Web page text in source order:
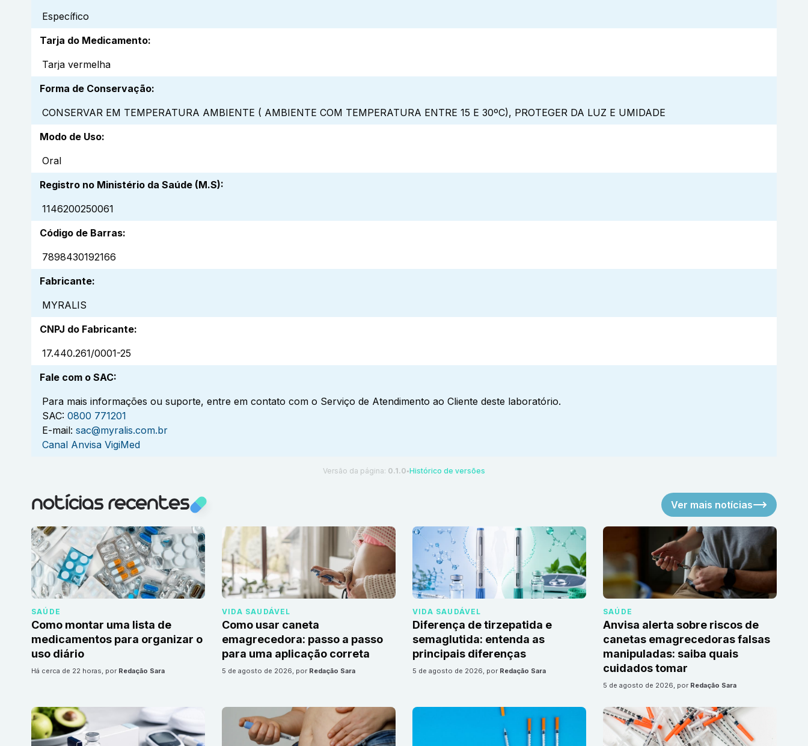
Específico
Tarja do Medicamento:
Tarja vermelha
Forma de Conservação:
CONSERVAR EM TEMPERATURA AMBIENTE ( AMBIENTE COM TEMPERATURA ENTRE 15 E 30ºC), PROTEGER DA LUZ E UMIDADE
Modo de Uso:
Oral
Registro no Ministério da Saúde (M.S):
1146200250061
Código de Barras:
7898430192166
Fabricante:
MYRALIS
CNPJ do Fabricante:
17.440.261/0001-25
Fale com o SAC:
Para mais informações ou suporte, entre em contato com o Serviço de Atendimento ao Cliente deste laboratório.
SAC: 0800 771201
E-mail: sac@myralis.com.br
Canal Anvisa VigiMed
Versão da página: 0.1.0 ●Histórico de versões
notícias recentes Ver mais notícias
SAÚDE
Como montar uma lista de
medicamentos para organizar o
uso diário
há cerca de 22 horas, por Redação Sara
VIDA SAUDÁVEL
Como usar caneta
emagrecedora: passo a passo
para uma aplicação correta
5 de agosto de 2026, por Redação Sara
VIDA SAUDÁVEL
Diferença de tirzepatida e
semaglutida: entenda as
principais diferenças
5 de agosto de 2026, por Redação Sara
SAÚDE
Anvisa alerta sobre riscos de
canetas emagrecedoras falsas
manipuladas: saiba quais
cuidados tomar
5 de agosto de 2026, por Redação Sara